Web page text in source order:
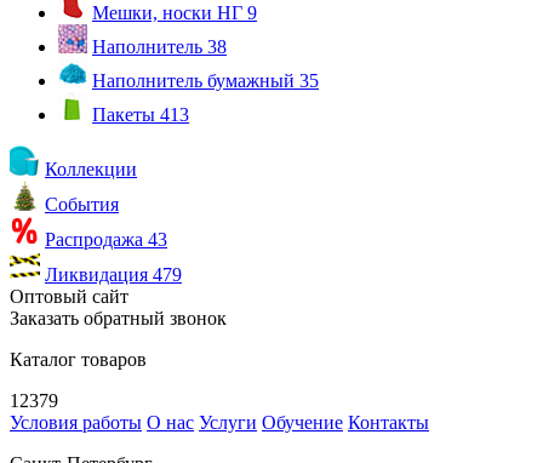
Мешки, носки НГ 9
Наполнитель 38
Наполнитель бумажный 35
Пакеты 413
Коллекции
События
Распродажа 43
Ликвидация 479
Оптовый сайт
Заказать обратный звонок
Каталог товаров
12379
Условия работы О нас Услуги Обучение Контакты